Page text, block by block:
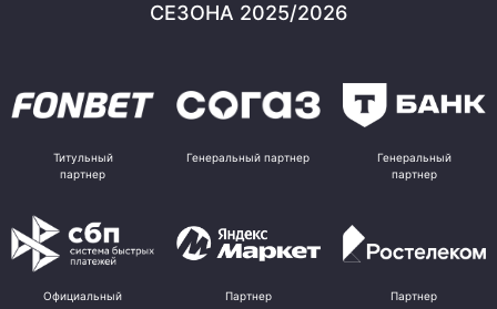
СЕЗОНА 2025/2026
Титульный
партнер
Генеральный партнер
Генеральный
партнер
Официальный
Партнер Партнер